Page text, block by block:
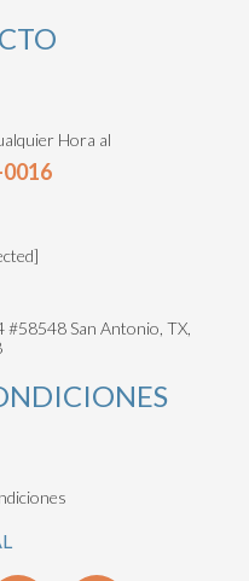
Hora al
San Antonio, TX,